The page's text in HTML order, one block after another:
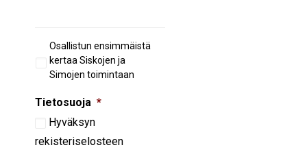
Aiempi
osallistuminen
Osallistun ensimmäistä
kertaa Siskojen ja
Simojen toimintaan
Tietosuoja *
Hyväksyn
rekisteriselosteen